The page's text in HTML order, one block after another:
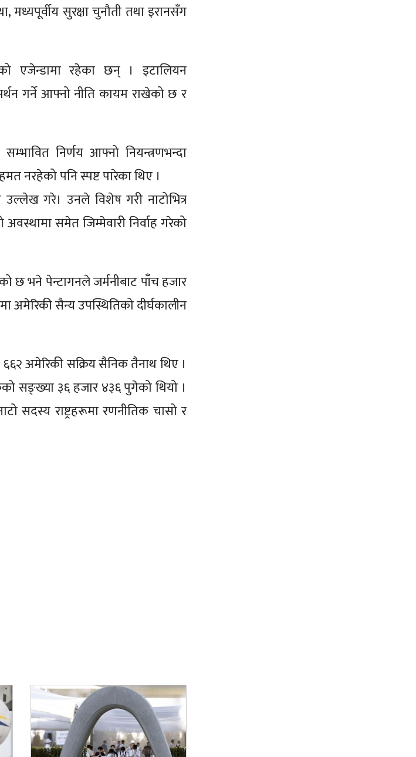
सुरक्षा चुनौती तथा इरानसँग
एजेन्डामा रहेका छन् । इटालियन
गर्ने आफ्नो नीति कायम राखेको छ र
निर्णय आफ्नो नियन्त्रणभन्दा
नरहेको पनि स्पष्ट पारेका थिए ।
उल्लेख गरे। उनले विशेष गरी नाटोभित्र
अवस्थामा समेत जिम्मेवारी निर्वाह गरेको
छ भने पेन्टागनले जर्मनीबाट पाँच हजार
सैन्य उपस्थितिको दीर्घकालीन
अमेरिकी सक्रिय सैनिक तैनाथ थिए ।
सङ्ख्या ३६ हजार ४३६ पुगेको थियो ।
सदस्य राष्ट्रहरूमा रणनीतिक चासो र